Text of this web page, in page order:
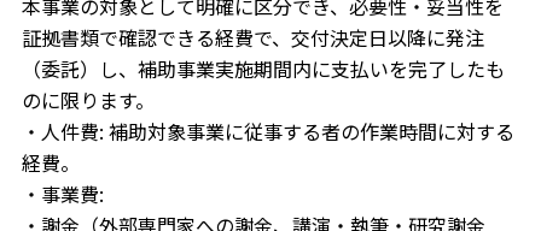
本事業の対象として明確に区分でき、必要性・妥当性を
証拠書類で確認できる経費で、交付決定日以降に発注
（委託）し、補助事業実施期間内に支払いを完了したも
のに限ります。
・人件費: 補助対象事業に従事する者の作業時間に対する
経費。
・事業費: